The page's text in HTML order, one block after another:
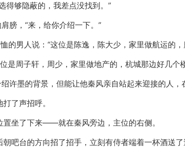
得够隐蔽的，我差点没找到。”
膀，“来，给你介绍一下。”
的男人说：“这位是陈逸，陈大少，家里做航运的
是周子轩，周少，家里做地产的，杭城那边好几个
许墨的背景，但能让他秦风亲自站起来迎接的人，
了声招呼。
坐了下来——就在秦风旁边，主位的右侧。
吧台的方向招了招手，立刻有侍者端着一杯酒送了